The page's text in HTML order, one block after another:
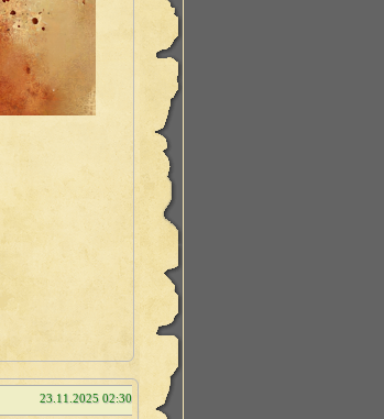
23.11.2025 02:30